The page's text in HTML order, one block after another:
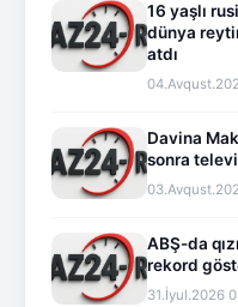
16 yaşlı
dünya
atdı
Davina
sonra
ABŞ-da
rekord
31.İyul.2026